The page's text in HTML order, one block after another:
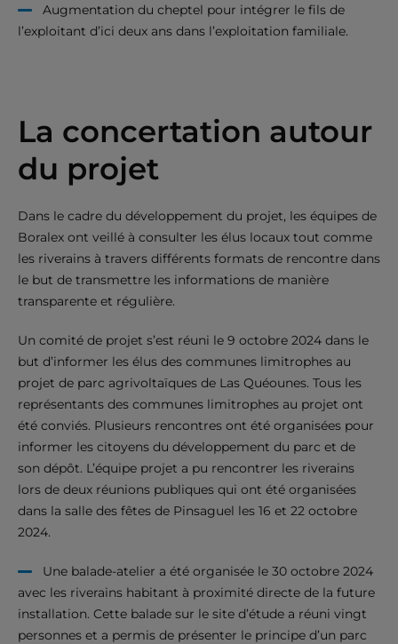
Augmentation du cheptel pour intégrer le fils de
l’exploitant d’ici deux ans dans l’exploitation familiale.
La concertation autour
du projet
Dans le cadre du développement du projet, les équipes de
Boralex ont veillé à consulter les élus locaux tout comme
les riverains à travers différents formats de rencontre dans
le but de transmettre les informations de manière
transparente et régulière.
Un comité de projet s’est réuni le 9 octobre 2024 dans le
but d’informer les élus des communes limitrophes au
projet de parc agrivoltaïques de Las Quéounes. Tous les
représentants des communes limitrophes au projet ont
été conviés. Plusieurs rencontres ont été organisées pour
informer les citoyens du développement du parc et de
son dépôt. L’équipe projet a pu rencontrer les riverains
lors de deux réunions publiques qui ont été organisées
dans la salle des fêtes de Pinsaguel les 16 et 22 octobre
2024.
Une balade-atelier a été organisée le 30 octobre 2024
avec les riverains habitant à proximité directe de la future
installation. Cette balade sur le site d’étude a réuni vingt
personnes et a permis de présenter le principe d’un parc